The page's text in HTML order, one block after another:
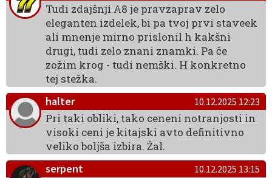
Tudi zdajšnji A8 je pravzaprav zelo
eleganten izdelek, bi pa tvoj prvi staveek
ali mnenje mirno prislonil h kakšni
drugi, tudi zelo znani znamki. Pa če
zožim krog - tudi nemški. H konkretno
tej stežka.
halter
10.12.2025 12:23
Pri taki obliki, tako ceneni notranjosti in
visoki ceni je kitajski avto definitivno
veliko boljša izbira. Žal.
serpent
10.12.2025 13:15